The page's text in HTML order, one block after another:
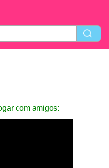
com amigos: